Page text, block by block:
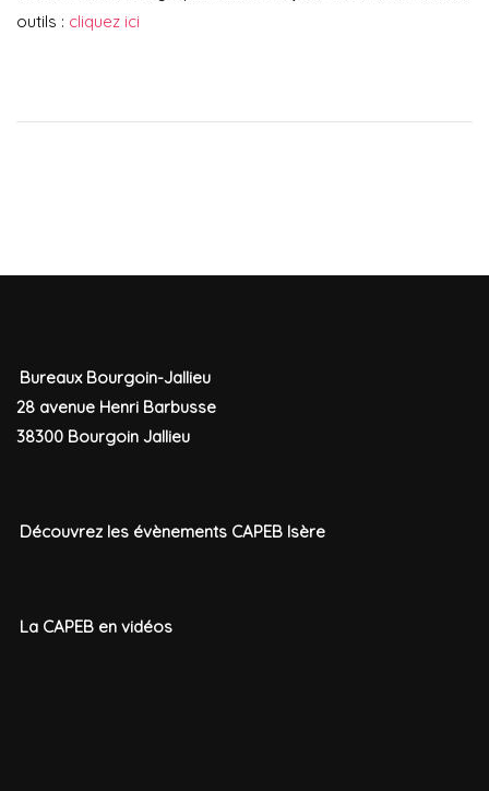
outils : cliquez ici
Bureaux Bourgoin-Jallieu
28 avenue Henri Barbusse
38300 Bourgoin Jallieu
Découvrez les évènements CAPEB Isère
La CAPEB en vidéos